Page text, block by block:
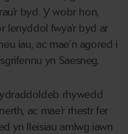
byd. Y wobr hon,
lenyddol fwya’r byd ar
iau, ac mae’n agored i
yn Saesneg.
rhywedd
ac mae’r rhestr fer
yn lleisiau amlwg iawn